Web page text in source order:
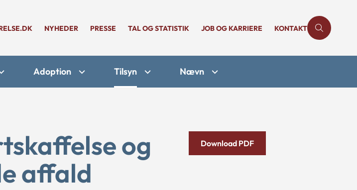
NYHEDER PRESSE TAL OG STATISTIK JOB OG KARRIERE KONTAKT
Adoption Tilsyn Nævn
og
affald
Download PDF